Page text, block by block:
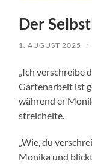
Der
1. AUGUST 2025 /
„Ich verschreibe
Gartenarbeit ist
während er
streichelte.
„Wie, du
Monika und